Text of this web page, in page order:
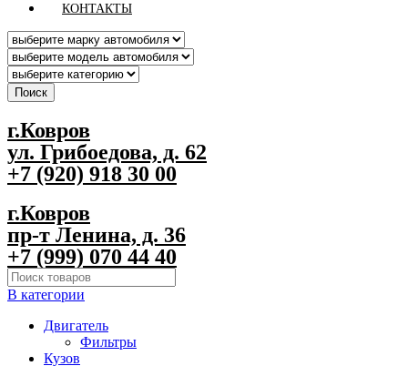
КОНТАКТЫ
Поиск
г.Ковров
ул. Грибоедова, д. 62
+7 (920) 918 30 00
г.Ковров
пр-т Ленина, д. 36
+7 (999) 070 44 40
В категории
Двигатель
Фильтры
Кузов